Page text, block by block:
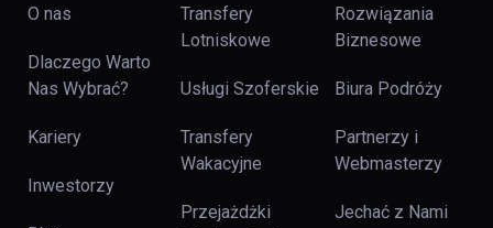
O nas
Dlaczego Warto
Nas Wybrać?
Kariery
Inwestorzy
Transfery
Lotniskowe
Usługi Szoferskie
Transfery
Wakacyjne
Przejażdżki
Rozwiązania
Biznesowe
Biura Podróży
Partnerzy i
Webmasterzy
Jechać z Nami